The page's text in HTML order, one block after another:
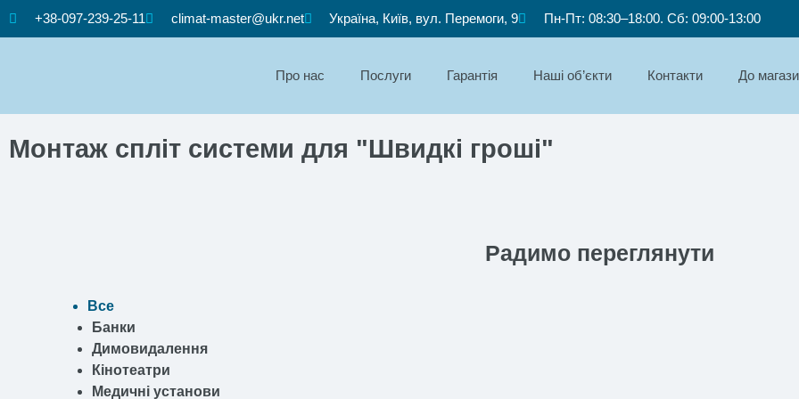
+38-097-239-25-11 climat-master@ukr.net Україна, Київ, вул. Перемоги, 9 Пн-Пт: 08:30–18:00. Сб: 09:00-13:00
Про нас Послуги Гарантія Наші об’єкти Контакти До
Монтаж спліт системи для "Швидкі гроші"
Радимо переглянути
Все
Банки
Димовидалення
Кінотеатри
Медичні установи